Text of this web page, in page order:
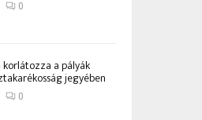
0
korlátozza a pályák
jegyében
0